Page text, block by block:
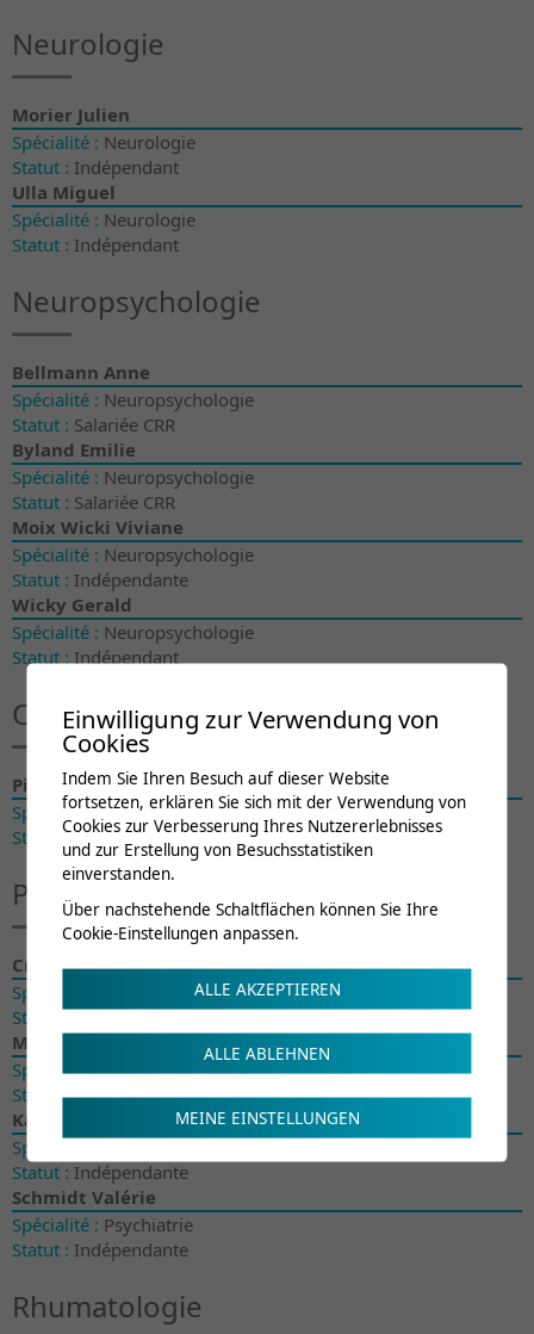
Neurologie
Morier Julien
Spécialité : Neurologie
Statut : Indépendant
Ulla Miguel
Spécialité : Neurologie
Statut : Indépendant
Neuropsychologie
Bellmann Anne
Spécialité : Neuropsychologie
Statut : Salariée CRR
Byland Emilie
Spécialité : Neuropsychologie
Statut : Salariée CRR
Moix Wicki Viviane
Spécialité : Neuropsychologie
Statut : Indépendante
Wicky Gerald
Spécialité : Neuropsychologie
Statut : Indépendant
Chirurgie orthopédique
PilloudMaxime
Spécialité :Chirurgie orthopédique
Statut :Indépendant
Psychiatrie
Cromec Ioan
Spécialité :
Psychiatrie
Statut :Salarié CRR
Michellod Marie
Spécialité :Psychiatrie
Statut :Salariée CRR
Karachristou Christina
Spécialité :Psychiatrie
Statut : Indépendante
Schmidt Valérie
Spécialité : Psychiatrie
Statut : Indépendante
Rhumatologie
Einwilligung zur Verwendung von
Cookies
Indem Sie Ihren Besuch auf dieser Website
fortsetzen, erklären Sie sich mit der Verwendung von
Cookies zur Verbesserung Ihres Nutzererlebnisses
und zur Erstellung von Besuchsstatistiken
einverstanden.
Über nachstehende Schaltflächen können Sie Ihre
Cookie-Einstellungen anpassen.
ALLE AKZEPTIEREN
ALLE ABLEHNEN
MEINE EINSTELLUNGEN